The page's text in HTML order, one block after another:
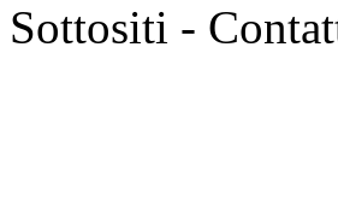
Sottositi -